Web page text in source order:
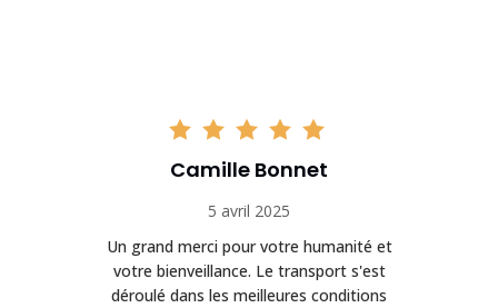
Camille Bonnet
5 avril 2025
Un grand merci pour votre humanité et
votre bienveillance. Le transport s'est
déroulé dans les meilleures conditions